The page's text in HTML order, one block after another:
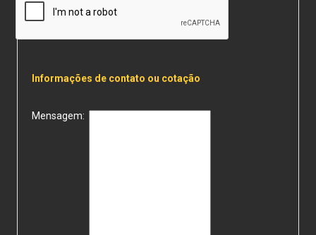
Informações de contato ou cotação
Mensagem: